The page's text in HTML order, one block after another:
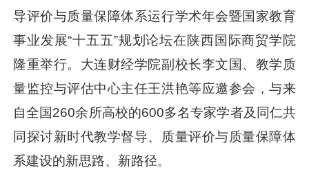
导评价与质量保障体系运行学术年会暨国家教育
事业发展“十五五”规划论坛在陕西国际商贸学院
隆重举行。大连财经学院副校长李文国、教学质
量监控与评估中心主任王洪艳等应邀参会，与来
自全国260余所高校的600多名专家学者及同仁共
同探讨新时代教学督导、质量评价与质量保障体
系建设的新思路、新路径。